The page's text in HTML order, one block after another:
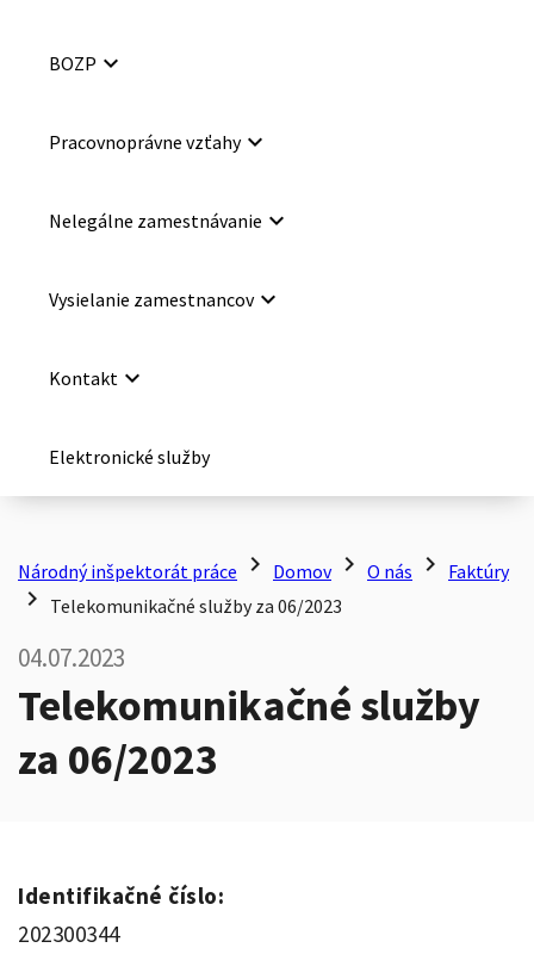
BOZP keyboard_arrow_down
Pracovnoprávne vzťahykeyboard_arrow_down
Nelegálne zamestnávanie keyboard_arrow_down
Vysielanie zamestnancovkeyboard_arrow_down
Kontakt keyboard_arrow_down
Elektronické služby
Národný inšpektorát práce chevron_right Domov chevron_right O nás chevron_right Faktúry
chevron_right Telekomunikačné služby za 06/2023
04.07.2023
Telekomunikačné služby
za 06/2023
Identifikačné číslo:
202300344